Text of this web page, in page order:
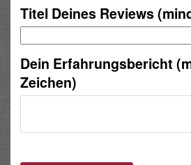
Titel Deines Reviews
Dein Erfahrungsbericht
Zeichen)